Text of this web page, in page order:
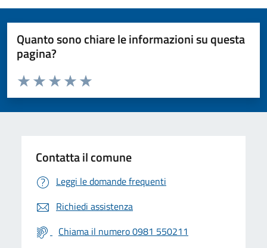
Quanto sono chiare le informazioni su questa
pagina?
Valuta da 1 a 5 stelle la pagina
Valuta 5 stelle su 5
Valuta 4 stelle su 5
Valuta 3 stelle su 5
Valuta 2 stelle su 5
Valuta 1 stelle su 5
Contatta il comune
Leggi le domande frequenti
Richiedi assistenza
Chiama il numero 0981 550211